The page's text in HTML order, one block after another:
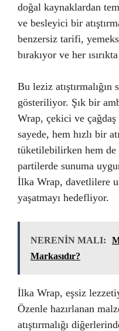
doğal kaynaklardan
ve besleyici bir
benzersiz tarifi,
bırakıyor ve her
Bu leziz atıştırmalığın
gösteriliyor. Şık bir
Wrap, çekici ve
sayede, hem hızlı bir
tüketilebilirken hem
partilerde sunuma
İlka Wrap, davetlilere
yaşatmayı hedefliyor.
NERENİN MALI:
Markasıdır?
İlka Wrap, eşsiz
Özenle hazırlanan
atıştırmalığı